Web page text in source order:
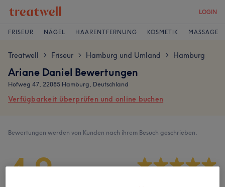
LOGIN
FRISEUR NÄGEL HAARENTFERNUNG KOSMETIK MASSAGE
Treatwell > Friseur > Hamburg und Umland > Hamburg
Ariane Daniel Bewertungen
Hofweg 47, 22085 Hamburg, Deutschland
Verfügbarkeit überprüfen und online buchen
Bewertungen werden von Kunden nach ihrem Besuch geschrieben.
4,9